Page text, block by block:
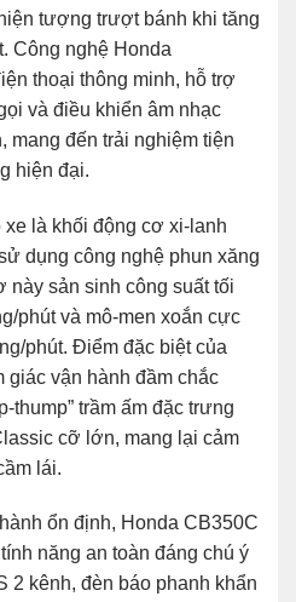
tượng trượt bánh khi tăng
Công nghệ Honda
thoại thông minh, hỗ trợ
và điều khiển âm nhạc
mang đến trải nghiệm tiện
hiện đại.
là khối động cơ xi-lanh
dụng công nghệ phun xăng
sản sinh công suất tối
phút và mô-men xoắn cực
phút. Điểm đặc biệt của
giác vận hành đầm chắc
thump” trầm ấm đặc trưng
cỡ lớn, mang lại cảm
lái.
ổn định, Honda CB350C
năng an toàn đáng chú ý
2 kênh, đèn báo phanh khẩn